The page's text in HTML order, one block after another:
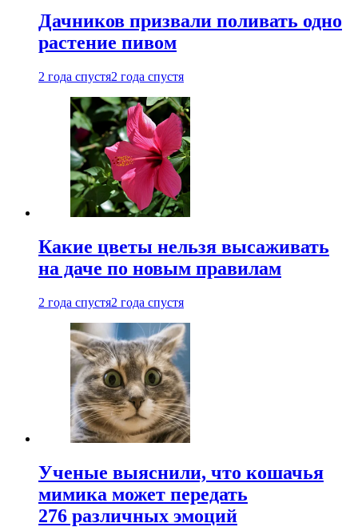
Дачников призвали поливать одно
растение пивом
2 года спустя2 года спустя
Какие цветы нельзя высаживать
на даче по новым правилам
2 года спустя2 года спустя
Ученые выяснили, что кошачья
мимика может передать
276 различных эмоций